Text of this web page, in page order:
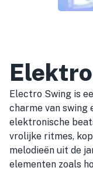
Electro Swing is
charme van swing
elektronische
vrolijke ritmes,
melodieën uit de
elementen zoals